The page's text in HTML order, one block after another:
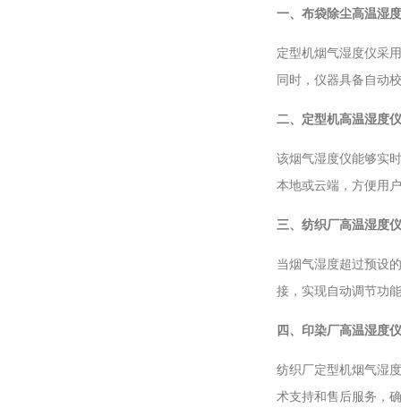
一、布袋除尘高温湿
定型机烟气湿度仪采
同时，仪器具备自动
二、定型机高温湿度
该烟气湿度仪能够实
本地或云端，方便用
三、纺织厂高温湿度
当烟气湿度超过预设
接，实现自动调节功
四、印染厂高温湿度
纺织厂定型机烟气湿
术支持和售后服务，